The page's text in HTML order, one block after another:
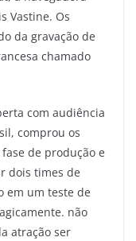
Vastine. Os
da gravação de
chamado
com audiência
comprou os
de produção e
dois times de
em um teste de
não
atração ser